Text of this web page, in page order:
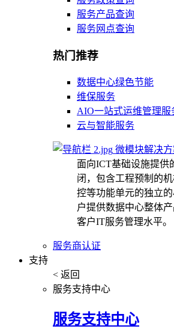
服务产品查询
服务网点查询
热门推荐
数据中心绿色节能
维保服务
AIO一站式运维管理服
云与智能服务
微模块解决
面向ICT基础设施提供
闭，包含工程预制的
控等功能单元的独立
户提供数据中心整体
客户IT服务管理水平。
服务商认证
支持
< 返回
服务支持中心
服务支持中心